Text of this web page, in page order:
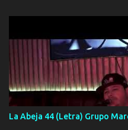
pa más pues hay charola les
otra Música Surcando bien mi
los lados aquel que no corre
Ya pasé varias hazañas ya
de este León los estatales no
también la nueve que cargo al
al traicionero damos pa abajo
La Abeja 44 (Letra) Grupo